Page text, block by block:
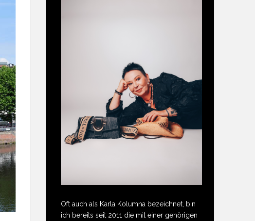
Oft auch als Karla Kolumna bezeichnet, bin
ich bereits seit 2011 die mit einer gehörigen